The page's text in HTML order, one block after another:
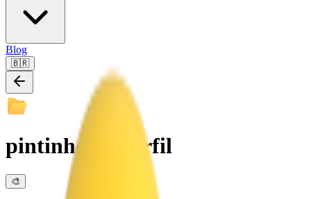
Blog
🇧🇷
pintinho de perfil
🎨